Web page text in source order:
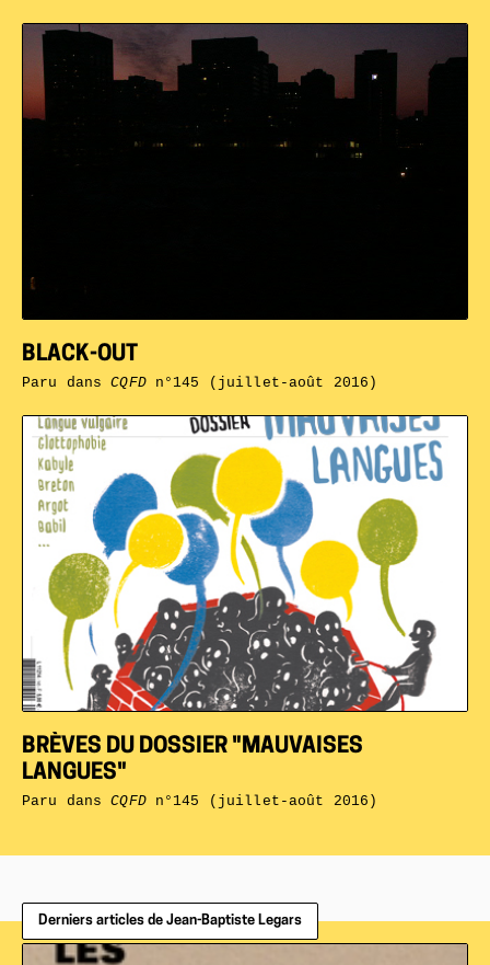
BRÈVES DU DOSSIER "MAUVAISES
LANGUES"
Paru dansCQFDn°145 (juillet-août 2016)
BLACK-OUT
Paru dansCQFDn°145 (juillet-août 2016)
Derniers articles de Jean-Baptiste Legars